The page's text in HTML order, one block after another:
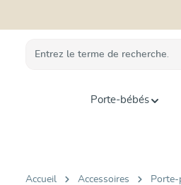
Porte-bébés
Accueil Accessoires Porte-